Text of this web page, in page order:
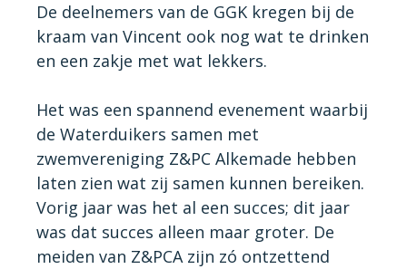
De deelnemers van de GGK kregen bij de
kraam van Vincent ook nog wat te drinken
en een zakje met wat lekkers.
Het was een spannend evenement waarbij
de Waterduikers samen met
zwemvereniging Z&PC Alkemade hebben
laten zien wat zij samen kunnen bereiken.
Vorig jaar was het al een succes; dit jaar
was dat succes alleen maar groter. De
meiden van Z&PCA zijn zó ontzettend